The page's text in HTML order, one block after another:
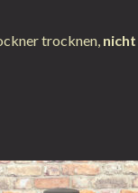
trocknen, nicht